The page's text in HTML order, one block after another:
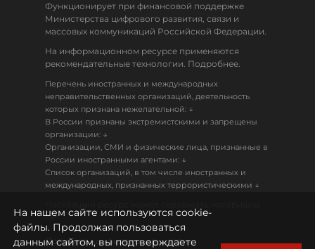
Функционирует при финансовой поддержке
Министерства цифрового развития, связи и
массовых коммуникаций Российской Федерации.
На информационном ресурсе применяются
рекомендательные технологии. Подробнее.
Перечень иностранных и международных
неправительственных организаций, деятельность
которых признана нежелательной: ↓
В России признаны экстремистскими и запрещены
организации: ↓
Организации, СМИ и физические лица, признанные в
России иностранными агентами: ↓
Список организаций, в том числе иностранных и
международных, признанных террористическими ↓
18+
Политика конфиденциальности
На нашем сайте используются cookie-
файлы. Продолжая пользоваться
данным сайтом, вы подтверждаете